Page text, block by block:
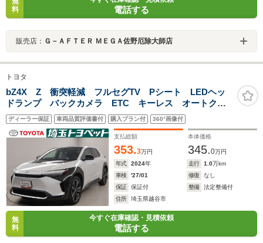
料
電話する
販売店： Ｇ－ＡＦＴＥＲ ＭＥＧＡ佐野厄除大師店
トヨタ
bZ4X Z 衝突軽減 フルセグTV Pシート LEDヘッ
ドランプ バックカメラ ETC キーレス オートクル
ーズコントロール スマートキー ナビ&TV 試乗車
メモリーナビ 記録簿 ミュージックプレイヤー接続可
ディーラー保証 車両品質評価書付 購入プラン付 360°画像付
支払総額
353.3万円
本体価格
345.0万円
年式
2024年 走行 1.0万km
車検
'27/01 修復
なし
保証
保証付 整備
法定整備付
住所
埼玉県越谷市
無
料
今すぐ在庫確認・見積依頼
電話する